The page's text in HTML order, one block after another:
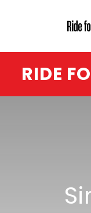
RIDE